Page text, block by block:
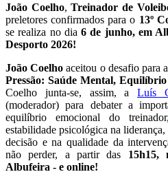
João Coelho,Treinador de
preletores confirmados para o 13º
se realiza no dia6 de junho, em
Desporto 2026!
João Coelho aceitou o desafio para
Pressão: Saúde Mental,
Coelho junta-se, assim, aLuís
(moderador) para debater a
equilíbrio emocional do
estabilidade psicológica na
decisão e na qualidade da
não perder, a partir das 15h15,
Albufeira - e online!